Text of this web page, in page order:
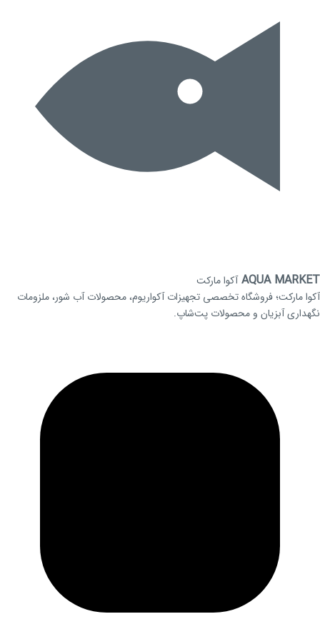
AQUA MARKET آکوا مارکت
آکوا مارکت؛ فروشگاه تخصصی تجهیزات آکواریوم، محصولات آب شور، ملزومات
نگهداری آبزیان و محصولات پت‌شاپ.